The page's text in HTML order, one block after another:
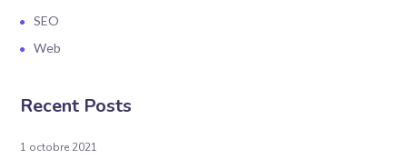
SEO
Web
Recent Posts
1 octobre 2021